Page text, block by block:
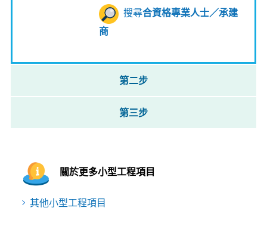
搜尋合資格專業人士／承建
商
第二步
第三步
關於更多小型工程項目
其他小型工程項目